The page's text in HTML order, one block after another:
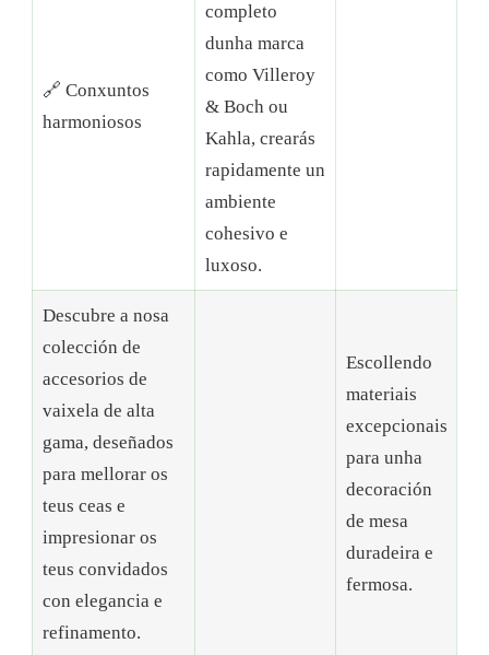
🔗 Conxuntos
harmoniosos
completo
dunha marca
como Villeroy
& Boch ou
Kahla, crearás
rapidamente un
ambiente
cohesivo e
luxoso.
Descubre a nosa
colección de
accesorios de
vaixela de alta
gama, deseñados
para mellorar os
teus ceas e
impresionar os
teus convidados
con elegancia e
refinamento.
Escollendo
materiais
excepcionais
para unha
decoración
de mesa
duradeira e
fermosa.